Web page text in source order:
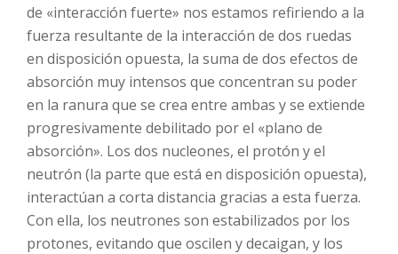
de «interacción fuerte» nos estamos refiriendo a la
fuerza resultante de la interacción de dos ruedas
en disposición opuesta, la suma de dos efectos de
absorción muy intensos que concentran su poder
en la ranura que se crea entre ambas y se extiende
progresivamente debilitado por el «plano de
absorción». Los dos nucleones, el protón y el
neutrón (la parte que está en disposición opuesta),
interactúan a corta distancia gracias a esta fuerza.
Con ella, los neutrones son estabilizados por los
protones, evitando que oscilen y decaigan, y los